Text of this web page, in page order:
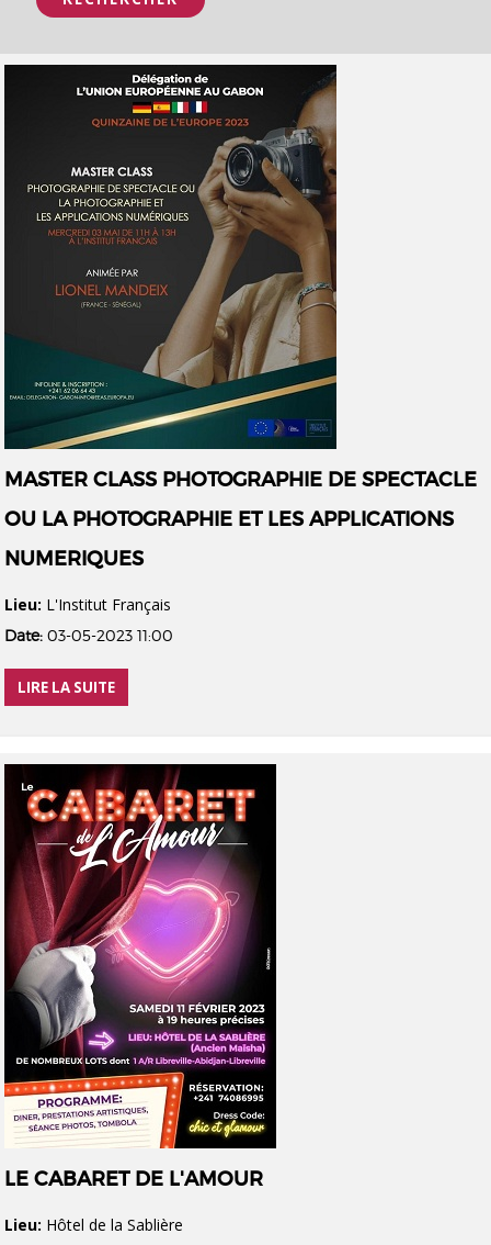
MASTER CLASS PHOTOGRAPHIE DE SPECTACLE
OU LA PHOTOGRAPHIE ET LES APPLICATIONS
NUMERIQUES
Lieu: L'Institut Français
Date: 03-05-2023 11:00
LIRE LA SUITE
LE CABARET DE L'AMOUR
Lieu: Hôtel de la Sablière